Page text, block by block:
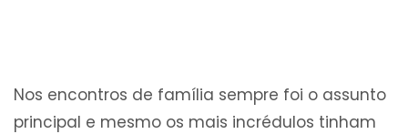
Nos encontros de família sempre foi o assunto
principal e mesmo os mais incrédulos tinham